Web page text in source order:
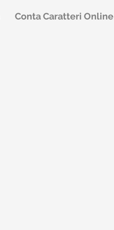
Conta Caratteri Online